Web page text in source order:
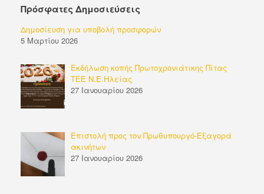
Πρόσφατες Δημοσιεύσεις
Δημοσίευση για υποβολή προσφορών
5 Μαρτίου 2026
Εκδήλωση κοπής Πρωτοχρονιάτικης Πίτας
ΤΕΕ Ν.Ε.Ηλείας
27 Ιανουαρίου 2026
Επιστολή προς τον Πρωθυπουργό-Εξαγορά
ακινήτων
27 Ιανουαρίου 2026